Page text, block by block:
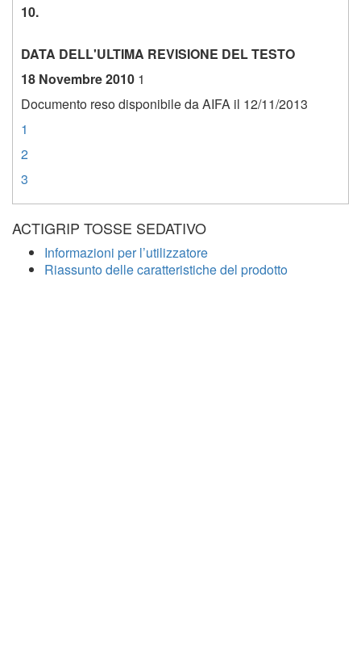
10.
DATA DELL'ULTIMA REVISIONE DEL TESTO
18 Novembre 2010 1
Documento reso disponibile da AIFA il 12/11/2013
1
2
3
ACTIGRIP TOSSE SEDATIVO
Informazioni per l’utilizzatore
Riassunto delle caratteristiche del prodotto